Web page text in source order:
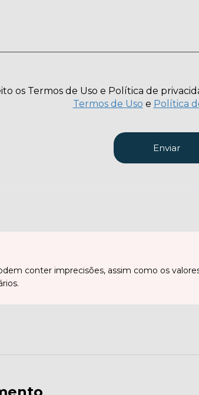
os Termos de Uso e Política de
Termos de Uso e Política
Enviar
conter imprecisões, assim como os